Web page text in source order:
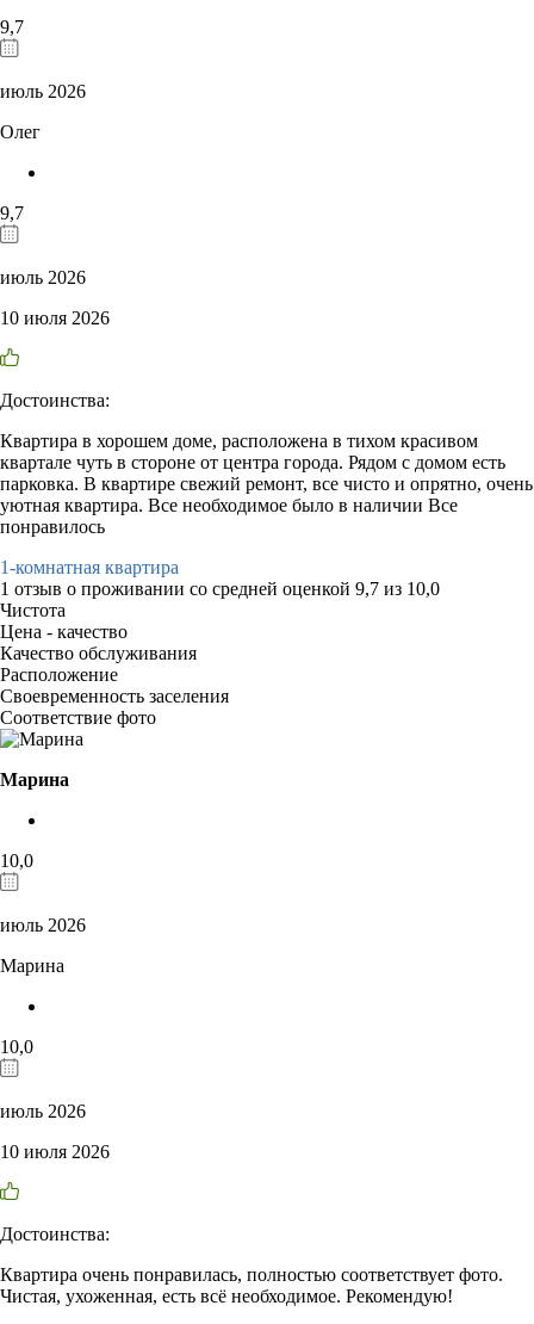
9,7
июль 2026
Олег
9,7
июль 2026
10 июля 2026
Достоинства:
Квартира в хорошем доме, расположена в тихом красивом
квартале чуть в стороне от центра города. Рядом с домом есть
парковка. В квартире свежий ремонт, все чисто и опрятно, очень
уютная квартира. Все необходимое было в наличии Все
понравилось
1-комнатная квартира
1 отзыв о проживании со средней оценкой 9,7 из 10,0
Чистота
Цена - качество
Качество обслуживания
Расположение
Своевременность заселения
Соответствие фото
Марина
10,0
июль 2026
Марина
10,0
июль 2026
10 июля 2026
Достоинства:
Квартира очень понравилась, полностью соответствует фото.
Чистая, ухоженная, есть всё необходимое. Рекомендую!